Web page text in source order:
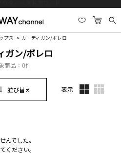
プス カーディガン/ボレロ
ガン/ボレロ
商品： 0件
並び替え 表示
んでした。
ください。